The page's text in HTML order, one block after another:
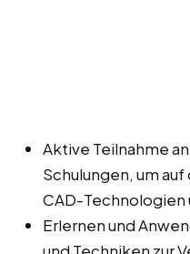
Aktive Teilnahme
Schulungen, um
CAD-
Erlernen und